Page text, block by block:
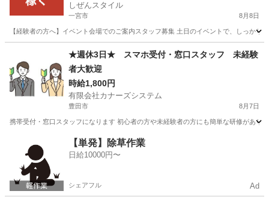
しぜんスタイル
一宮市 8月8日
【経験者の方へ】イベント会場でのご案内スタッフ募集 土日のイベントで、しっか
家電量販店 スタッフ
★週休3日★ スマホ受付・窓口スタッフ 未経験
者大歓迎
時給1,800円
有限会社カナーズシステム
豊田市 8月7日
携帯受付・窓口スタッフになります 初心者の方や未経験者の方にも簡単な研修があ
携帯ショップ スタッフ
【単発】除草作業
日給10000円〜
シェアフル Ad